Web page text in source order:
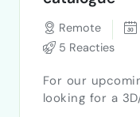
Remote
5 Reacties
For our
looking for a